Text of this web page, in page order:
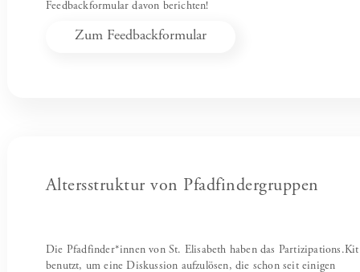
Feedbackformular davon berichten!
Zum Feedbackformular
Altersstruktur von Pfadfindergruppen
Die Pfadfinder*innen von St. Elisabeth haben das Partizipations.Kit
benutzt, um eine Diskussion aufzulösen, die schon seit einigen